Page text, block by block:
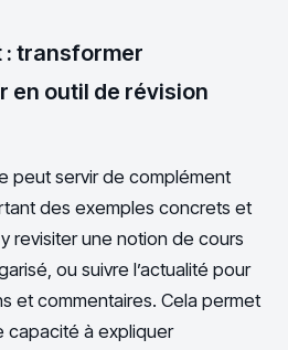
: transformer
en outil de révision
peut servir de complément
des exemples concrets et
revisiter une notion de cours
ou suivre l’actualité pour
et commentaires. Cela permet
capacité à expliquer